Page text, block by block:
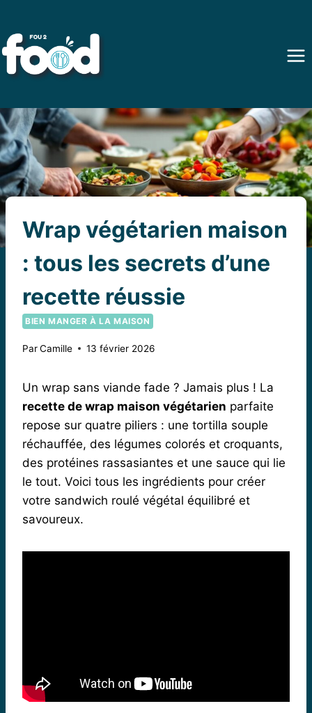
contenu
Wrap végétarien maison
: tous les secrets d’une
recette réussie
BIEN MANGER À LA MAISON
ParCamille 13 février 2026
Un wrap sans viande fade ? Jamais plus ! La
recette de wrap maison végétarien parfaite
repose sur quatre piliers : une tortilla souple
réchauffée, des légumes colorés et croquants,
des protéines rassasiantes et une sauce qui lie
le tout. Voici tous les ingrédients pour créer
votre sandwich roulé végétal équilibré et
savoureux.